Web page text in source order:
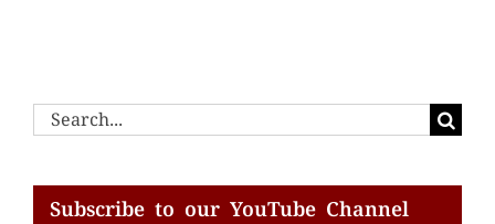
Search
Subscribe to our YouTube Channel